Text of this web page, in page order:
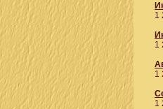
1
1
1
1